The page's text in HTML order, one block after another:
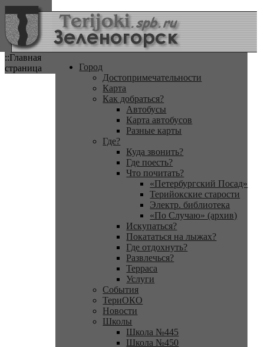
::Главная
страница
Город
Достопримечательности
Карта
Как добраться?
Автобусы
Карта автобусов
Разные карты
Где?
Куда звонить?
Где поесть?
Что почитать?
«Петербургский Посад»
Терийокские старости
Электр. библиотека
«По Случаю» (архив)
Искупаться?
Покататься на лыжах?
Где отдохнуть?
Развлечься?
Терраса
Услуги
События
ТериОКО
Новости
Школы
Школа №445
Школа №450